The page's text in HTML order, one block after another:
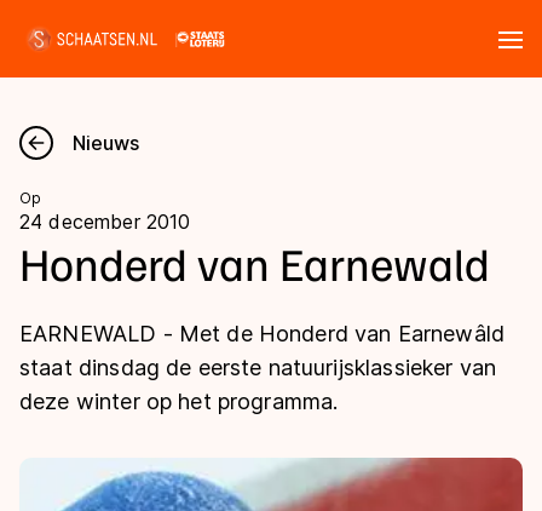
Nieuws
Kalender
Marathon
Langebaan
Shorttrack
Inlineskaten
Uitslagen
Shorttrack
Tijden & historie
Nieuws
Op
24 december 2010
Honderd van Earnewald
EARNEWALD - Met de Honderd van Earnewâld
staat dinsdag de eerste natuurijsklassieker van
deze winter op het programma.